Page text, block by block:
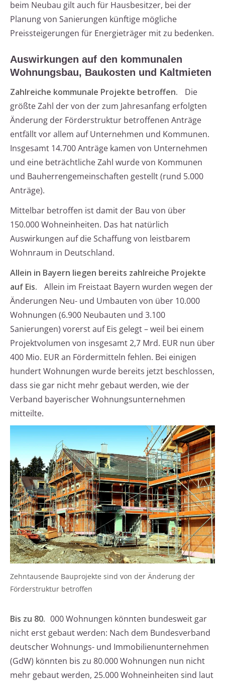
beim Neubau gilt auch für Hausbesitzer, bei der
Planung von Sanierungen künftige mögliche
Preissteigerungen für Energieträger mit zu bedenken.
Auswirkungen auf den kommunalen
Wohnungsbau, Baukosten und Kaltmieten
Zahlreiche kommunale Projekte betroffen.
Die
größte Zahl der von der zum Jahresanfang erfolgten
Änderung der Förderstruktur betroffenen Anträge
entfällt vor allem auf Unternehmen und Kommunen.
Insgesamt 14.700 Anträge kamen von Unternehmen
und eine beträchtliche Zahl wurde von Kommunen
und Bauherrengemeinschaften gestellt (rund 5.000
Anträge).
Mittelbar betroffen ist damit der Bau von über
150.000 Wohneinheiten. Das hat natürlich
Auswirkungen auf die Schaffung von leistbarem
Wohnraum in Deutschland.
Allein in Bayern liegen bereits zahlreiche Projekte
auf Eis.
Allein im Freistaat Bayern wurden wegen der
Änderungen Neu- und Umbauten von über 10.000
Wohnungen (6.900 Neubauten und 3.100
Sanierungen) vorerst auf Eis gelegt – weil bei einem
Projektvolumen von insgesamt 2,7 Mrd. EUR nun über
400 Mio. EUR an Fördermitteln fehlen. Bei einigen
hundert Wohnungen wurde bereits jetzt beschlossen,
dass sie gar nicht mehr gebaut werden, wie der
Verband bayerischer Wohnungsunternehmen
mitteilte.
Zehntausende Bauprojekte sind von der Änderung der
Förderstruktur betroffen
Bis zu 80. 000 Wohnungen könnten bundesweit gar
nicht erst gebaut werden: Nach dem Bundesverband
deutscher Wohnungs- und Immobilienunternehmen
(GdW) könnten bis zu 80.000 Wohnungen nun nicht
mehr gebaut werden, 25.000 Wohneinheiten sind laut